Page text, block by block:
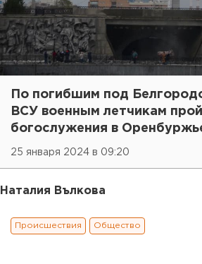
По погибшим под
ВСУ военным летчикам
богослужения в
25 января 2024 в 09:20
Наталия Вълкова
Происшествия Общество